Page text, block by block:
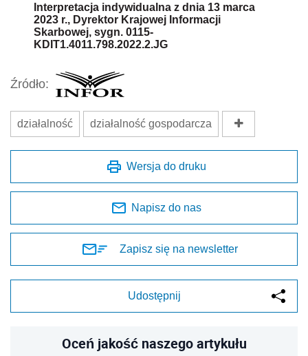
Interpretacja indywidualna z dnia 13 marca
2023 r., Dyrektor Krajowej Informacji
Skarbowej, sygn. 0115-
KDIT1.4011.798.2022.2.JG
Źródło:
działalność działalność gospodarcza
Wersja do druku
Napisz do nas
Zapisz się na newsletter
Udostępnij
Oceń jakość naszego artykułu